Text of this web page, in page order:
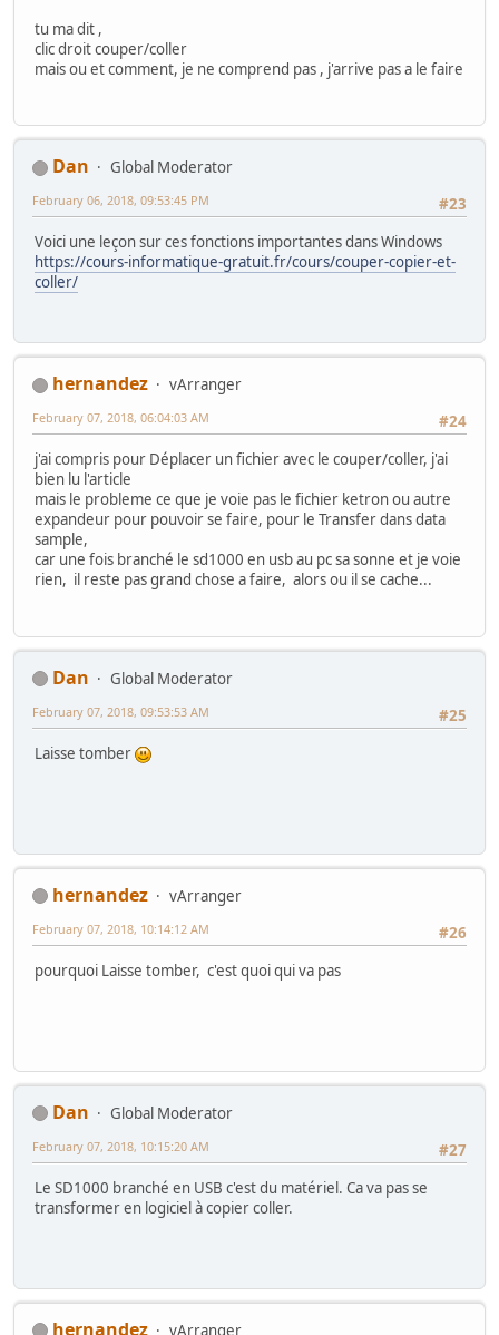
tu ma dit ,
clic droit couper/coller
mais ou et comment, je ne comprend pas , j'arrive pas a le faire
Dan
Global Moderator
#23
February 06, 2018, 09:53:45 PM
Voici une leçon sur ces fonctions importantes dans Windows
https://cours-informatique-gratuit.fr/cours/couper-copier-et-
coller/
hernandez
vArranger
#24
February 07, 2018, 06:04:03 AM
j'ai compris pour Déplacer un fichier avec le couper/coller, j'ai
bien lu l'article
mais le probleme ce que je voie pas le fichier ketron ou autre
expandeur pour pouvoir se faire, pour le Transfer dans data
sample,
car une fois branché le sd1000 en usb au pc sa sonne et je voie
rien, il reste pas grand chose a faire, alors ou il se cache...
Dan
Global Moderator
#25
February 07, 2018, 09:53:53 AM
Laisse tomber
hernandez
vArranger
#26
February 07, 2018, 10:14:12 AM
pourquoi Laisse tomber, c'est quoi qui va pas
Dan
Global Moderator
#27
February 07, 2018, 10:15:20 AM
Le SD1000 branché en USB c'est du matériel. Ca va pas se
transformer en logiciel à copier coller.
hernandez
vArranger